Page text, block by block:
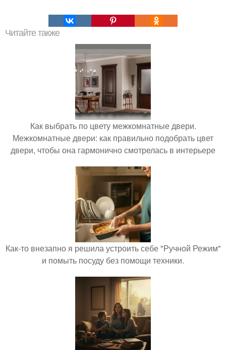
Читайте также
Как выбрать по цвету межкомнатные двери.
Межкомнатные двери: как правильно подобрать цвет
двери, чтобы она гармонично смотрелась в интерьере
Как-то внезапно я решила устроить себе "Ручной Режим"
и помыть посуду без помощи техники.